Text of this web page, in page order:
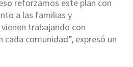
reforzamos este plan con
a las familias y
trabajando con
comunidad”, expresó un